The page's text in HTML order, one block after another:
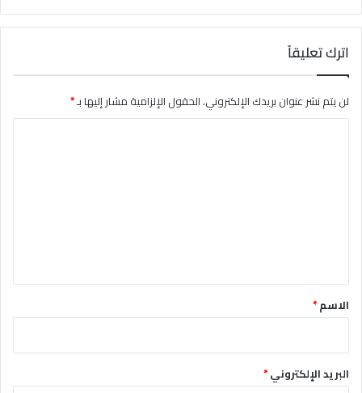
اترك تعليقاً
لن يتم نشر عنوان بريدك الإلكتروني.الحقول الإلزامية مشار إليها بـ*
*الاسم*
البريد الإلكتروني*